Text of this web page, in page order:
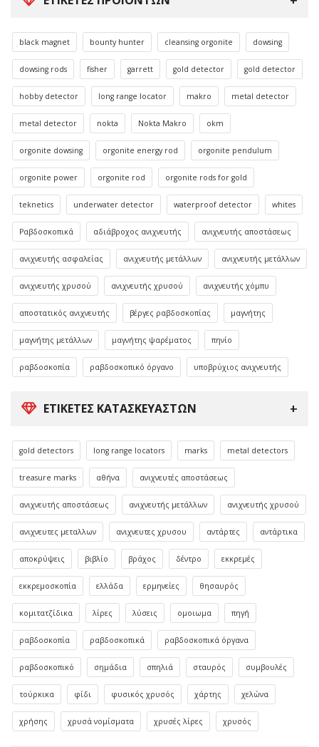
black magnet bounty hunter cleansing orgonite dowsing
dowsing rods fisher garrett gold detector gold detector
hobby detector long range locator makro metal detector
metal detector nokta Nokta Makro okm
orgonite dowsing orgonite energy rod orgonite pendulum
orgonite power orgonite rod orgonite rods for gold
teknetics underwater detector waterproof detector whites
Ραβδοσκοπικά αδιάβροχος ανιχνευτής ανιχνευτής αποστάσεως
ανιχνευτής ασφαλείας ανιχνευτής μετάλλων ανιχνευτής μετάλλων
ανιχνευτής χρυσού ανιχνευτής χρυσού ανιχνευτής χόμπυ
αποστατικός ανιχνευτής βέργες ραβδοσκοπίας μαγνήτης
μαγνήτης μετάλλων μαγνήτης ψαρέματος πηνίο
ραβδοσκοπία ραβδοσκοπικό όργανο υποβρύχιος ανιχνευτής
ΕΤΙΚΈΤΕΣ ΚΑΤΑΣΚΕΥΑΣΤΏΝ
gold detectors long range locators marks metal detectors
treasure marks αθήνα ανιχνευτές αποστάσεως
ανιχνευτής αποστάσεως ανιχνευτής μετάλλων ανιχνευτής χρυσού
ανιχνευτες μεταλλων ανιχνευτες χρυσου αντάρτες αντάρτικα
αποκρύψεις βιβλίο βράχος δέντρο εκκρεμές
εκκρεμοσκοπία ελλάδα ερμηνείες θησαυρός
κομιτατζίδικα λίρες λύσεις ομοιωμα πηγή
ραβδοσκοπία ραβδοσκοπικά ραβδοσκοπικά όργανα
ραβδοσκοπικό σημάδια σπηλιά σταυρός συμβουλές
τούρκικα φίδι φυσικός χρυσός χάρτης χελώνα
χρήσης χρυσά νομίσματα χρυσές λίρες χρυσός